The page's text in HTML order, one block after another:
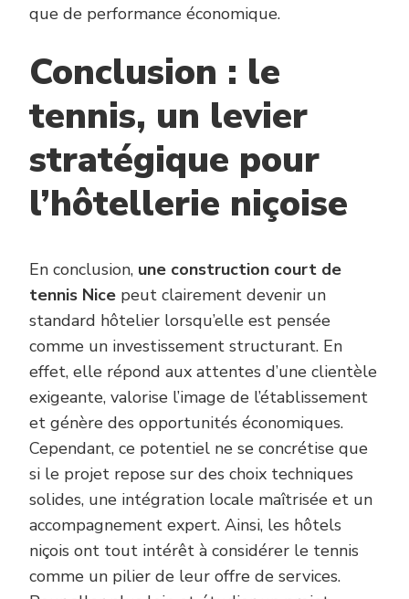
que de performance économique.
Conclusion : le
tennis, un levier
stratégique pour
l’hôtellerie niçoise
En conclusion, une construction court de
tennis Nice peut clairement devenir un
standard hôtelier lorsqu’elle est pensée
comme un investissement structurant. En
effet, elle répond aux attentes d’une clientèle
exigeante, valorise l’image de l’établissement
et génère des opportunités économiques.
Cependant, ce potentiel ne se concrétise que
si le projet repose sur des choix techniques
solides, une intégration locale maîtrisée et un
accompagnement expert. Ainsi, les hôtels
niçois ont tout intérêt à considérer le tennis
comme un pilier de leur offre de services.